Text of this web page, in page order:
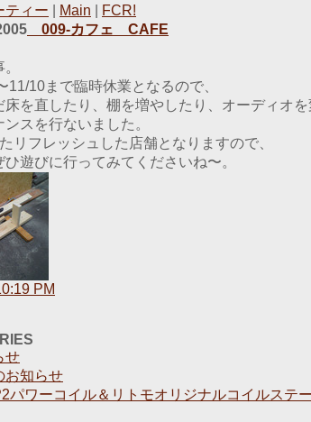
ティー Main
FCR!
009-カフェ CAFE
11/10まで臨時休業となるので、
床を直したり、棚を増やしたり、オーディオ
スを行ないました。
リフレッシュした店舗となりますので、
遊びに行ってみてくださいね〜。
PM
せ
お知らせ
パワーコイル＆リトモオリジナルコイルステ